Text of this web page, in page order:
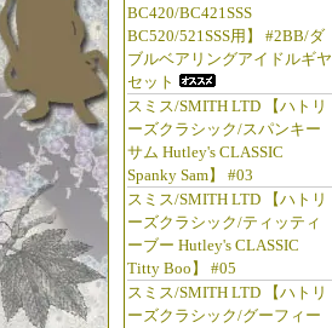
BC420/BC421SSS
BC520/521SSS用】 #2BB/ダ
ブルベアリングアイドルギヤ
セット
スミス/SMITH LTD 【ハトリ
ーズクラシック/スパンキー
サム Hutley's CLASSIC
Spanky Sam】 #03
スミス/SMITH LTD 【ハトリ
ーズクラシック/ティッティ
ーブー Hutley's CLASSIC
Titty Boo】 #05
スミス/SMITH LTD 【ハトリ
ーズクラシック/グーフィー